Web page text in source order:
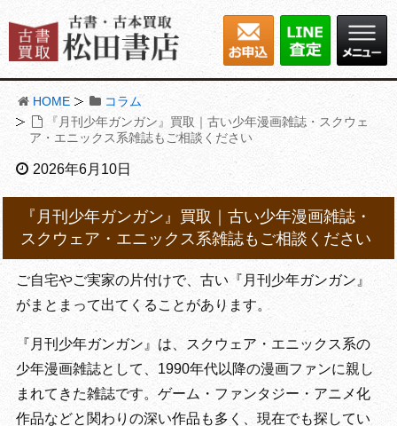
HOME
コラム
『月刊少年ガンガン』買取｜古い少年漫画雑誌・スクウェ
ア・エニックス系雑誌もご相談ください
2026年6月10日
『月刊少年ガンガン』買取｜古い少年漫画雑誌・
スクウェア・エニックス系雑誌もご相談ください
ご自宅やご実家の片付けで、古い『月刊少年ガンガン』
がまとまって出てくることがあります。
『月刊少年ガンガン』は、スクウェア・エニックス系の
少年漫画雑誌として、1990年代以降の漫画ファンに親し
まれてきた雑誌です。ゲーム・ファンタジー・アニメ化
作品などと関わりの深い作品も多く、現在でも探してい